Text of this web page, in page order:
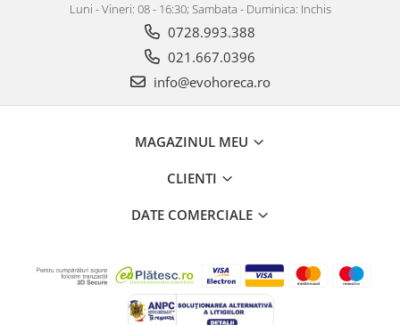
Luni - Vineri: 08 - 16:30; Sambata - Duminica: Inchis
0728.993.388
021.667.0396
info@evohoreca.ro
MAGAZINUL MEU
CLIENTI
DATE COMERCIALE